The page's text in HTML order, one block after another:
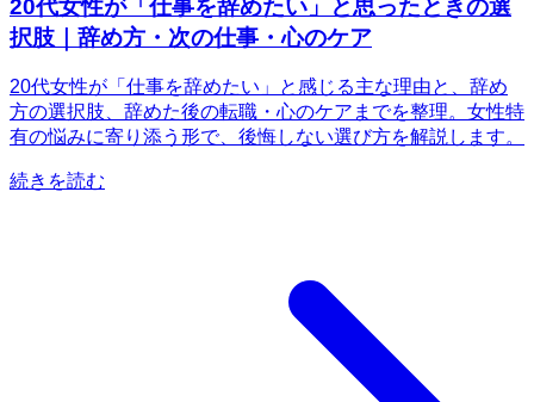
20代女性が「仕事を辞めたい」と思ったときの選
択肢｜辞め方・次の仕事・心のケア
20代女性が「仕事を辞めたい」と感じる主な理由と、辞め
方の選択肢、辞めた後の転職・心のケアまでを整理。女性特
有の悩みに寄り添う形で、後悔しない選び方を解説します。
続きを読む